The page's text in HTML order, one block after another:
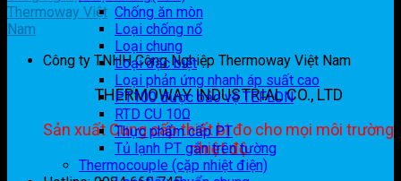
Công ty TNHH Công Nghiệp Thermoway Việt Nam
THERMOWAY INDUSTRIAL CO., LTD
Sản xuất Cung cấp thiết bị đo cho mọi môi trường
nhiệt độ
Chống ăn mòn
Loại chống nổ
Loại chung
Loại đặc biệt
Loại phản ứng nhanh áp suất cao
PT100 được bảo vệ TEFLON
RTD CU 10Ω
Thực phẩm cấp PT
Tủ lạnh PT gắn trên tường
Thermocouple (cặp nhiệt điện)